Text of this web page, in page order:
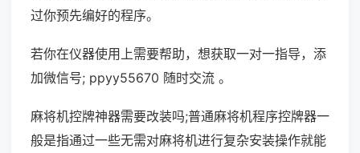
过你预先编好的程序。
若你在仪器使用上需要帮助，想获取一对一指导，添
加微信号; ppyy55670 随时交流 。
麻将机控牌神器需要改装吗;普通麻将机程序控牌器一
般是指通过一些无需对麻将机进行复杂安装操作就能